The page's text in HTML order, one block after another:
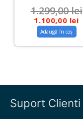
1.299,00lei
1.100,00 lei
Adaugă în coș
Suport Clienti